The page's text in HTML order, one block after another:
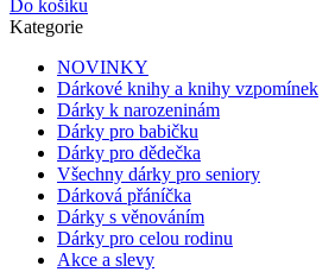
Do košíku
Kategorie
NOVINKY
Dárkové knihy a knihy vzpomínek
Dárky k narozeninám
Dárky pro babičku
Dárky pro dědečka
Všechny dárky pro seniory
Dárková přáníčka
Dárky s věnováním
Dárky pro celou rodinu
Akce a slevy